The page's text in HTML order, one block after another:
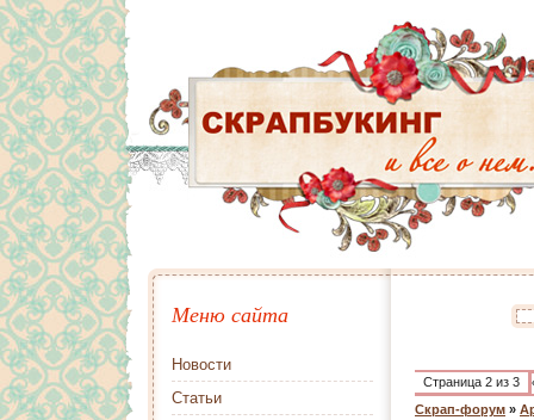
Меню сайта
Новости
Статьи
Страница 2 из 3
Скрап-форум »